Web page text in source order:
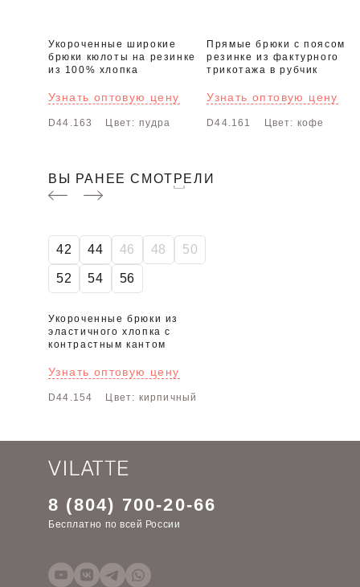
Укороченные широкие
брюки кюлоты на резинке
из 100% хлопка
Узнать оптовую цену
D44.163 Цвет: пудра
Прямые брюки с поясом
резинке из фактурного
трикотажа в рубчик
Узнать оптовую цену
D44.161 Цвет: кофе
ВЫ РАНЕЕ СМОТРЕЛИ
42 44 46 48 50
52 54 56
Укороченные брюки из
эластичного хлопка с
контрастным кантом
Узнать оптовую цену
D44.154 Цвет: кирпичный
8 (804) 700-20-66
Бесплатно по всей России